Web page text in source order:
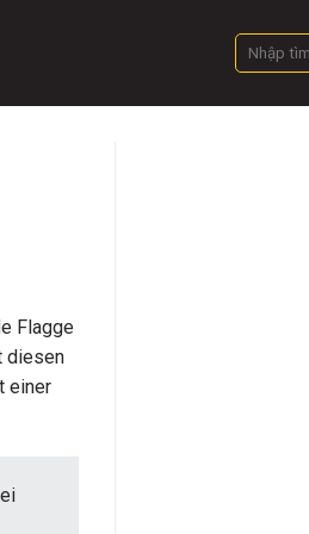
Flagge
diesen
einer